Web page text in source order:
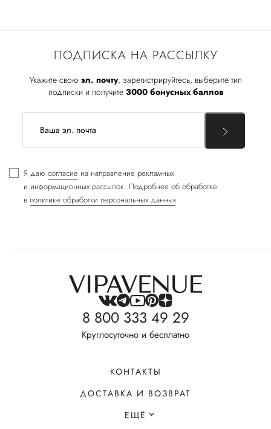
ПОДПИСКА НА РАССЫЛКУ
Укажите свою эл. почту, зарегистрируйтесь, выберите тип
подписки и получите 3000 бонусных баллов
Я даю согласие на направление рекламных
и информационных рассылок. Подробнее об обработке
в политике обработки персональных данных
8 800 333 49 29
Круглосуточно и бесплатно
КОНТАКТЫ
ДОСТАВКА И ВОЗВРАТ
ЕЩЁ